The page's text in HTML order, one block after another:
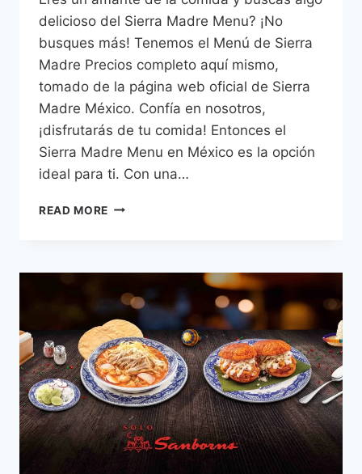
delicioso del Sierra Madre Menu? ¡No
busques más! Tenemos el Menú de Sierra
Madre Precios completo aquí mismo,
tomado de la página web oficial de Sierra
Madre México. Confía en nosotros,
¡disfrutarás de tu comida! Entonces el
Sierra Madre Menu en México es la opción
ideal para ti. Con una…
READ MORE SIERRA
MÉXICO
2026
ACTUALIZADO